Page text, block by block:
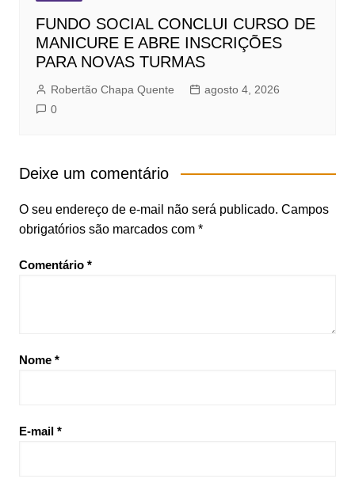
FUNDO SOCIAL CONCLUI CURSO DE
MANICURE E ABRE INSCRIÇÕES
PARA NOVAS TURMAS
Robertão Chapa Quente
agosto 4, 2026
0
Deixe um comentário
O seu endereço de e-mail não será publicado. Campos
obrigatórios são marcados com *
Comentário *
Nome *
E-mail *